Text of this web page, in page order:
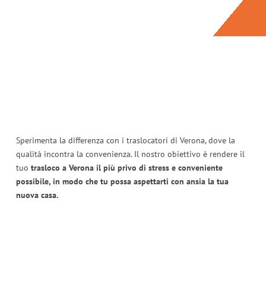
Sperimenta la differenza con i traslocatori di Verona, dove la
qualità incontra la convenienza. Il nostro obiettivo è rendere il
tuo trasloco a Verona il più privo di stress e conveniente
possibile, in modo che tu possa aspettarti con ansia la tua
nuova casa.